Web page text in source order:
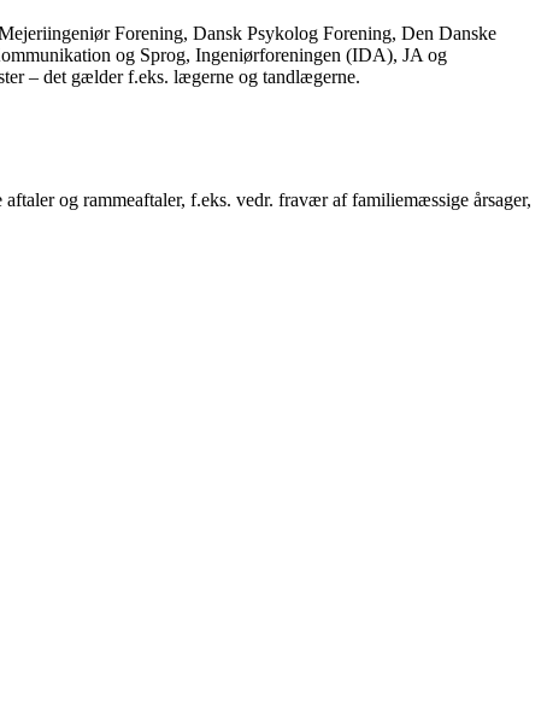
Forening, Dansk Psykolog Forening, Den Danske
og Sprog, Ingeniørforeningen (IDA), JA og
– det gælder f.eks. lægerne og tandlægerne.
og rammeaftaler, f.eks. vedr. fravær af familiemæssige årsager,